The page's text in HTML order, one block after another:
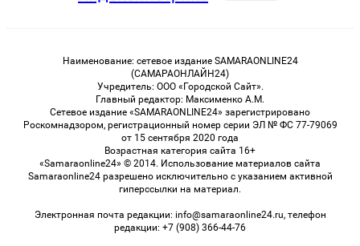
Наименование: сетевое издание SAMARAONLINE24
(САМАРАОНЛАЙН24)
Учредитель: ООО «Городской Сайт».
Главный редактор: Максименко А.М.
Сетевое издание «SAMARAONLINE24» зарегистрировано
Роскомнадзором, регистрационный номер серии ЭЛ № ФС 77-79069
от 15 сентября 2020 года
Возрастная категория сайта 16+
«Samaraonline24» © 2014. Использование материалов сайта
Samaraonline24 разрешено исключительно с указанием активной
гиперссылки на материал.
Электронная почта редакции: info@samaraonline24.ru, телефон
редакции: +7 (908) 366-44-76